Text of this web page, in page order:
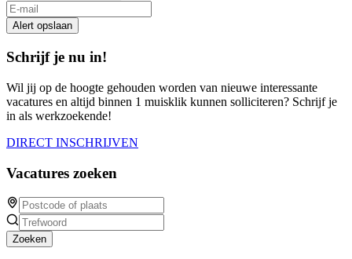
Alert opslaan
Schrijf je nu in!
Wil jij op de hoogte gehouden worden van nieuwe interessante
vacatures en altijd binnen 1 muisklik kunnen solliciteren? Schrijf je
in als werkzoekende!
DIRECT INSCHRIJVEN
Vacatures zoeken
Zoeken